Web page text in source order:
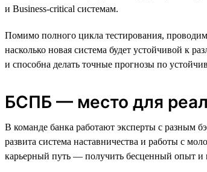
и Business-critical системам.
Помимо полного цикла тестирования,
насколько новая система будет устойчивой к
и способна делать точные прогнозы по
БСПБ — место для
В команде банка работают эксперты с разным
развита система наставничества и работы с
карьерный путь — получить бесценный опыт и